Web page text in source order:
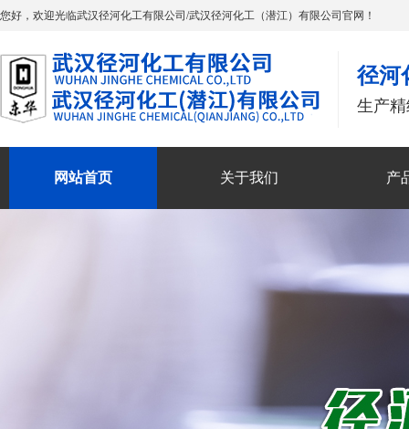
您好，欢迎光临武汉径河化工有限公司/武汉径河化工（潜江）有限公司官网！
径河
生产
网站首页 关于我们 产